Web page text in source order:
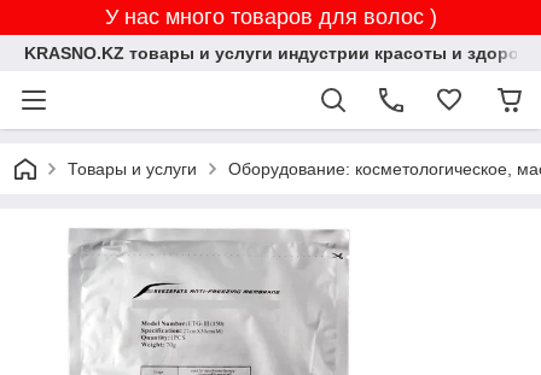
У нас много товаров для волос )
KRASNO.KZ товары и услуги индустрии красоты и
Товары и услуги Оборудование: косметологическое,